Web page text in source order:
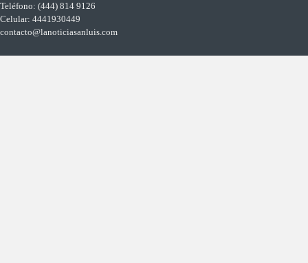
Teléfono: (444) 814 9126
Celular: 4441930449
contacto@lanoticiasanluis.com